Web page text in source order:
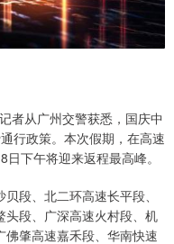
者从广州交警获悉，国庆中
行政策。本次假期，在高速
下午将迎来返程最高峰。
段、北二环高速长平段、
头段、广深高速火村段、机
肇高速嘉禾段、华南快速